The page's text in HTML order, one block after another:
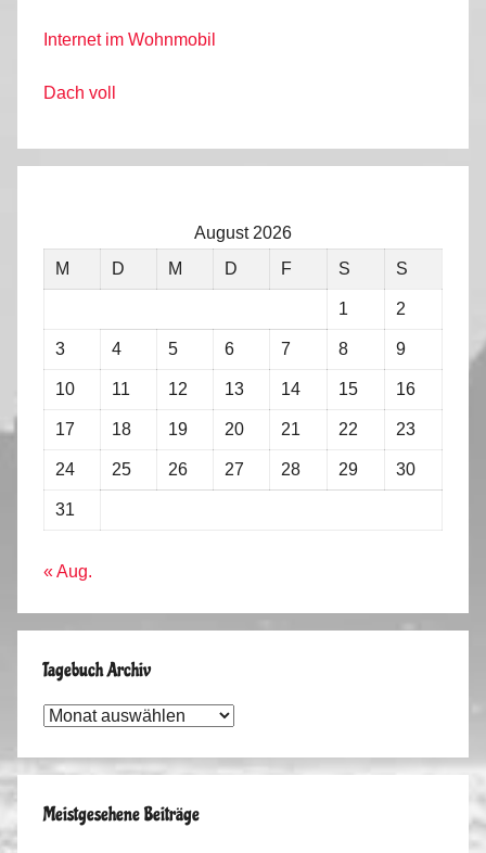
Internet im Wohnmobil
Dach voll
August 2026
M
D M D F S S
1 2
3 4 5 6 7 8 9
10 11 12 13 14 15 16
17 18 19 20 21 22 23
24 25 26 27 28 29 30
31
« Aug.
Tagebuch Archiv
Tagebuch
Meistgesehene Beiträge